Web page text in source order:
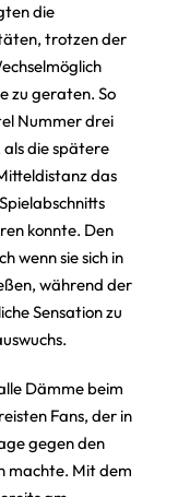
die
trotzen der
zu geraten. So
Nummer drei
als die spätere
das
konnte. Den
wenn sie sich in
während der
Sensation zu
Dämme beim
Fans, der in
gegen den
machte. Mit dem